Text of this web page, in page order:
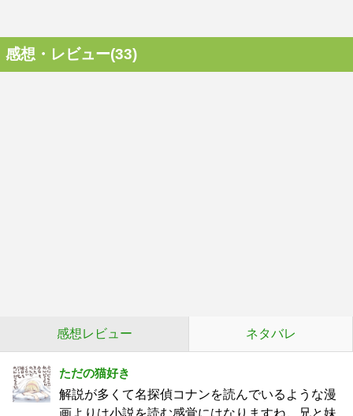
感想・レビュー(33)
感想レビュー ネタバレ
ただの猫好き
解説が多くて名探偵コナンを読んでいるような漫
画よりは小説を読む感覚にはなりますね。兄と妹